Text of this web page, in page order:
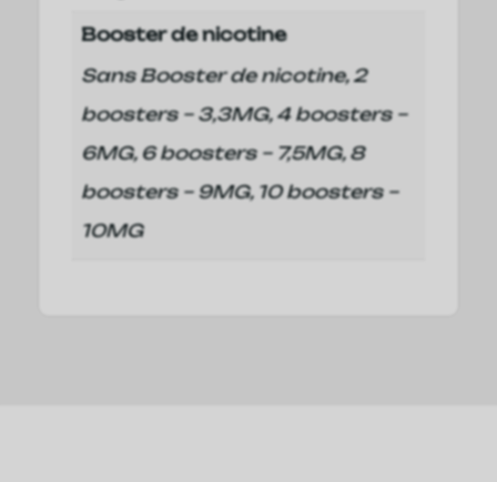
Booster de nicotine
Sans Booster de nicotine, 2
boosters – 3,3MG, 4 boosters –
6MG, 6 boosters – 7,5MG, 8
boosters – 9MG, 10 boosters –
10MG